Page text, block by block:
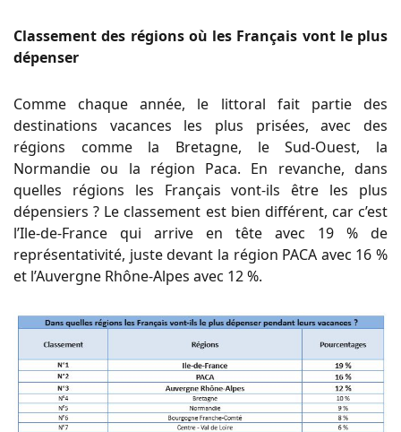
Classement des régions où les Français vont le plus
dépenser
Comme chaque année, le littoral fait partie des
destinations vacances les plus prisées, avec des
régions comme la Bretagne, le Sud-Ouest, la
Normandie ou la région Paca. En revanche, dans
quelles régions les Français vont-ils être les plus
dépensiers ? Le classement est bien différent, car c’est
l’Ile-de-France qui arrive en tête avec 19 % de
représentativité, juste devant la région PACA avec 16 %
et l’Auvergne Rhône-Alpes avec 12 %.